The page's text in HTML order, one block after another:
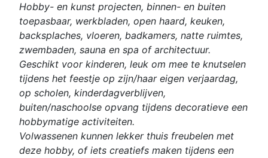
Hobby- en kunst projecten, binnen- en buiten
toepasbaar, werkbladen, open haard, keuken,
backsplaches, vloeren, badkamers, natte ruimtes,
zwembaden, sauna en spa of architectuur.
Geschikt voor kinderen, leuk om mee te knutselen
tijdens het feestje op zijn/haar eigen verjaardag,
op scholen, kinderdagverblijven,
buiten/naschoolse opvang tijdens decoratieve een
hobbymatige activiteiten.
Volwassenen kunnen lekker thuis freubelen met
deze hobby, of iets creatiefs maken tijdens een